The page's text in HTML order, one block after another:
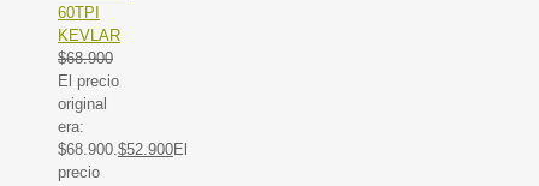
60TPI
KEVLAR
$68.900
El precio
original
era:
$68.900.$52.900El
precio